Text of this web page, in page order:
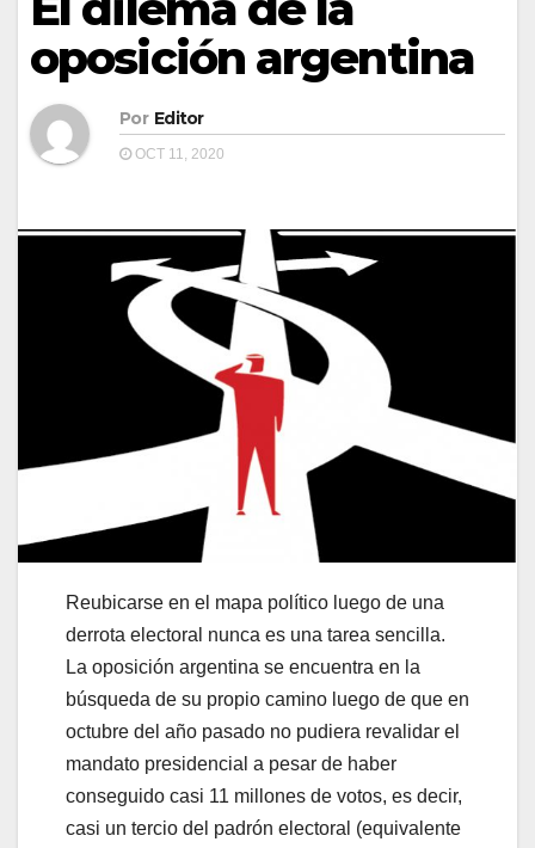
oposición argentina
Por Editor
OCT 11, 2020
Reubicarse en el mapa político luego de una
derrota electoral nunca es una tarea sencilla.
La oposición argentina se encuentra en la
búsqueda de su propio camino luego de que en
octubre del año pasado no pudiera revalidar el
mandato presidencial a pesar de haber
conseguido casi 11 millones de votos, es decir,
casi un tercio del padrón electoral (equivalente